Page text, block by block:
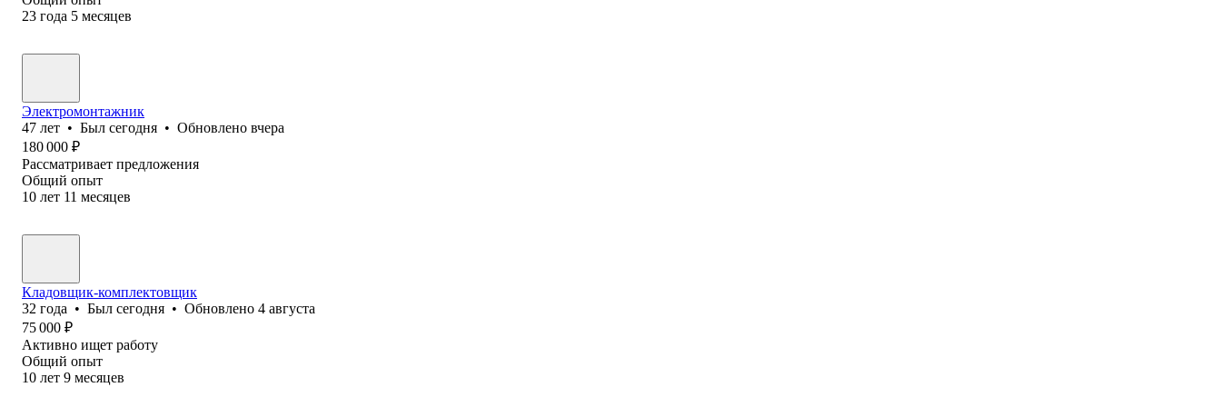
23 года 5 месяцев
Электромонтажник
47 лет • Был сегодня • Обновлено вчера
180 000 ₽
Рассматривает предложения
Общий опыт
10 лет 11 месяцев
Кладовщик-комплектовщик
32 года • Был сегодня • Обновлено 4 августа
75 000 ₽
Активно ищет работу
Общий опыт
10 лет 9 месяцев